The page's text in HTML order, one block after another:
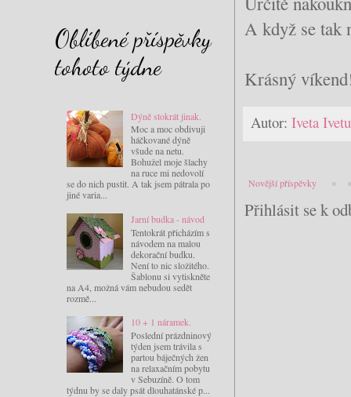
A když se tak
Krásný
Autor: Iveta
Novější příspěvky
Přihlásit se k
Oblíbené příspěvky
tohoto týdne
Dýně stokrát jinak.
Moc a moc obdivuji
háčkované dýně
všude na netu.
Bohužel moje šlachy
na ruce mi nedovolí
se do nich pustit. A tak jsem pátrala po
jiné varia...
Jarní budka - návod
Tentokrát přicházím s
návodem na malou
dekorační budku.
Není to nic složitého.
Šablonu si vytiskněte
na A4, možná vám nebudou sedět
rozmě...
10 + 1 náramek.
Poslední prázdninový
týden jsem trávila s
partou báječných žen
na relaxačním pobytu
v Sebuzíně. O tom
týdnu by se daly psát dlouhatánské p...